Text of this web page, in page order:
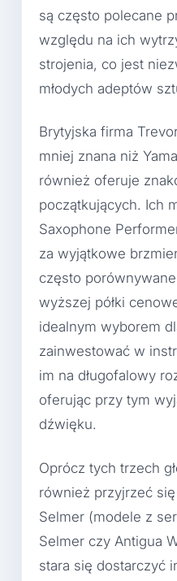
są często polecane
względu na ich
strojenia, co jest
młodych adeptów
Brytyjska firma
mniej znana niż
również oferuje
początkujących. Ich
Saxophone
za wyjątkowe
często
wyższej półki
idealnym wyborem
zainwestować w
im na długofalowy
oferując przy tym
dźwięku.
Oprócz tych trzech
również przyjrzeć
Selmer (modele z
Selmer czy Antigua
stara się dostarczyć